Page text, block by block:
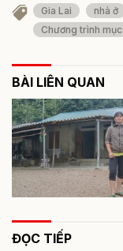
Gia Lai nhà ở
Chương trình
BÀI LIÊN QUAN
ĐỌC TIẾP